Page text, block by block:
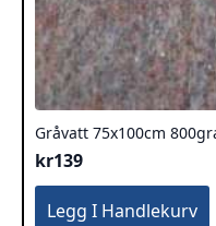
Gråvatt 75x100cm
kr139
Legg I Handlekurv